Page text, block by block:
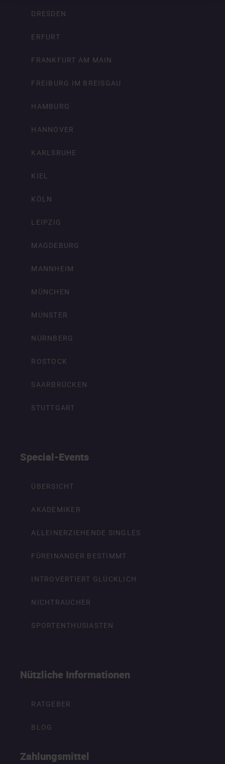
DRESDEN
ERFURT
FRANKFURT AM MAIN
FREIBURG IM BREISGAU
HAMBURG
HANNOVER
KARLSRUHE
KIEL
KÖLN
LEIPZIG
MAGDEBURG
MANNHEIM
MÜNCHEN
MÜNSTER
NÜRNBERG
ROSTOCK
SAARBRÜCKEN
STUTTGART
Special-Events
ÜBERSICHT
AKADEMIKER
ALLEINERZIEHENDE SINGLES
FÜREINANDER BESTIMMT
INTROVERTIERT GLÜCKLICH
NICHTRAUCHER
SPORTENTHUSIASTEN
Nützliche Informationen
RATGEBER
BLOG
Zahlungsmittel